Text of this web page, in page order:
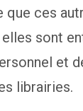
ces
elles sont
et
librairies.